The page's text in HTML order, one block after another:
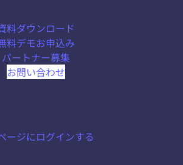
料ダウンロード
料デモお申込み
パートナー募集
お問い合わせ
ージにログインする